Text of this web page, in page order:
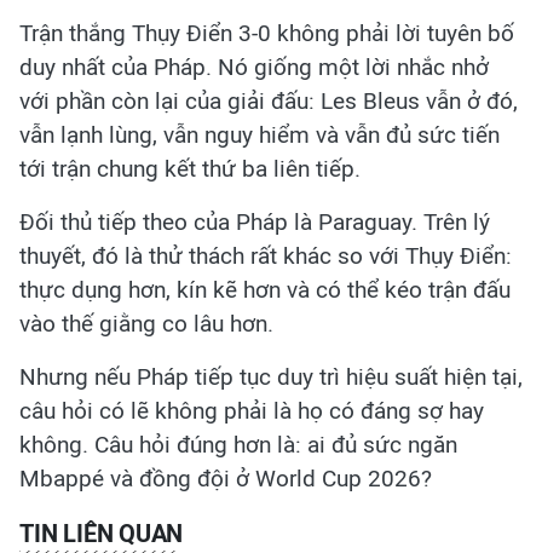
Trận thắng Thụy Điển 3-0 không phải lời tuyên bố
duy nhất của Pháp. Nó giống một lời nhắc nhở
với phần còn lại của giải đấu: Les Bleus vẫn ở đó,
vẫn lạnh lùng, vẫn nguy hiểm và vẫn đủ sức tiến
tới trận chung kết thứ ba liên tiếp.
Đối thủ tiếp theo của Pháp là Paraguay. Trên lý
thuyết, đó là thử thách rất khác so với Thụy Điển:
thực dụng hơn, kín kẽ hơn và có thể kéo trận đấu
vào thế giằng co lâu hơn.
Nhưng nếu Pháp tiếp tục duy trì hiệu suất hiện tại,
câu hỏi có lẽ không phải là họ có đáng sợ hay
không. Câu hỏi đúng hơn là: ai đủ sức ngăn
Mbappé và đồng đội ở World Cup 2026?
TIN LIÊN QUAN